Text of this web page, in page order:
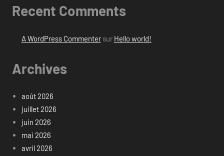
Recent Comments
A WordPress Commentersur Hello world!
Archives
août 2026
juillet 2026
juin 2026
mai 2026
avril 2026